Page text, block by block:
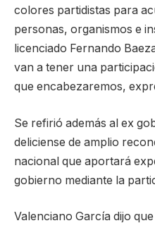
colores partidistas para
personas, organismos e
licenciado Fernando
van a tener una
que encabezaremos,
Se refirió además al ex
deliciense de amplio
nacional que aportará
gobierno mediante la
Valenciano García dijo